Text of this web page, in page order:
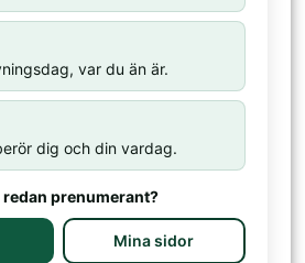
var du än är.
dig och din vardag.
redan prenumerant?
Mina sidor